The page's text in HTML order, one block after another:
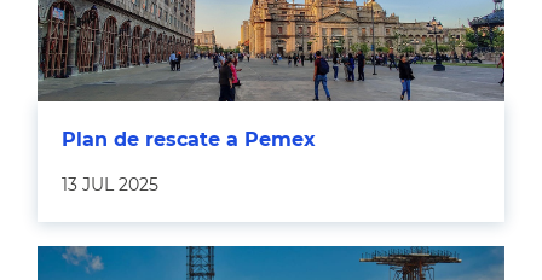
Plan de rescate a Pemex
13 JUL 2025